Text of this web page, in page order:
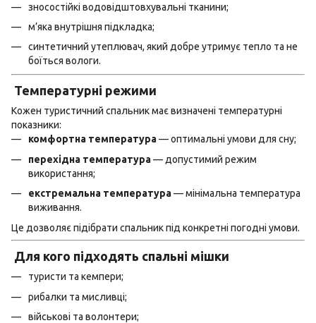
зносостійкі водовідштовхувальні тканини;
м’яка внутрішня підкладка;
синтетичний утеплювач, який добре утримує тепло та не
боїться вологи.
Температурні режими
Кожен туристичний спальник має визначені температурні
показники:
комфортна температура— оптимальні умови для сну;
перехідна температура— допустимий режим
використання;
екстремальна температура— мінімальна температура
виживання.
Це дозволяє підібрати спальник під конкретні погодні умови.
Для кого підходять спальні мішки
туристи та кемпери;
рибалки та мисливці;
військові та волонтери;